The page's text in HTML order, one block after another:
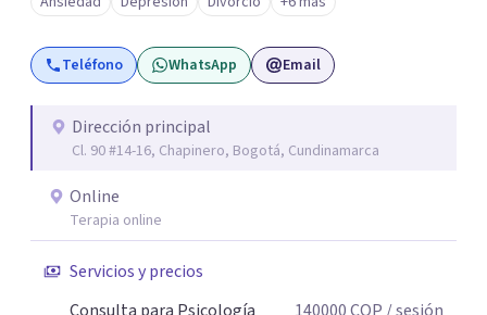
propias reacciones emocionales les complican más la
vida. Desde ahí trabajamos. No busco eliminar el
malestar a la fuerza. Prefiero entender qué lo sostiene y
forma presencial y también online.
Teléfono WhatsApp Email
Dirección principal
Cl. 90 #14-16, Chapinero, Bogotá, Cundinamarca
Online
Terapia online
Servicios y precios